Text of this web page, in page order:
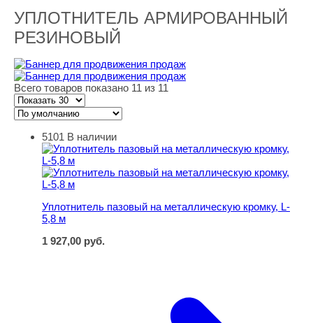
УПЛОТНИТЕЛЬ АРМИРОВАННЫЙ
РЕЗИНОВЫЙ
Всего товаров показано 11 из 11
Уплотнитель пазовый на металлическую кромку, L-5,8 м
5101 В наличии
Уплотнитель пазовый на металлическую кромку, L-
5,8 м
1 927,00 руб.